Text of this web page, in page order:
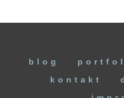
blog
kontakt